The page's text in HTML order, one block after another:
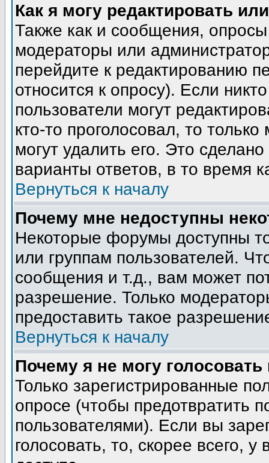
Как я могу редактировать
Также как и сообщения, опросы
модераторы или
перейдите к редактированию
относится к опросу). Если
пользователи могут
кто-то проголосовал, то
могут удалить его. Это
варианты ответов, в то время
Вернуться к началу
Почему мне недоступны
Некоторые форумы доступны
или группам пользователей.
сообщения и т.д., вам может
разрешение. Только
предоставить такое
Вернуться к началу
Почему я не могу голосовать
Только зарегистрированные
опросе (чтобы предотвратить
пользователями). Если вы
голосовать, то, скорее всего,